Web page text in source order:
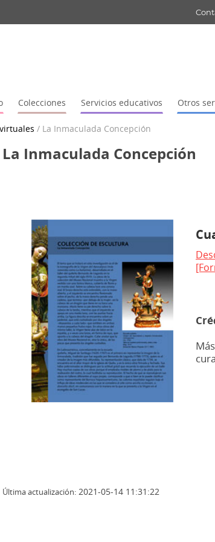
Colecciones Servicios educativos Otros
/ La Inmaculada Concepción
La Inmaculada Concepción
Última actualización: 2021-05-14 11:31:22